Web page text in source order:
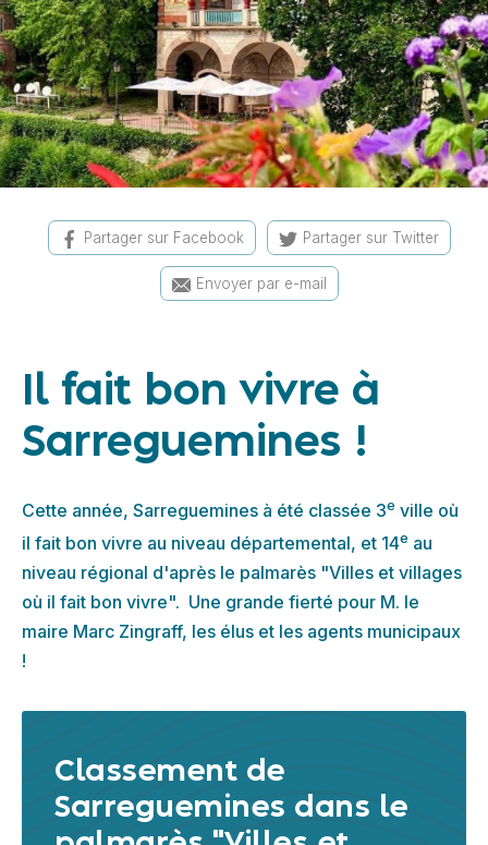
Partager sur Facebook Partager sur Twitter
Envoyer par e-mail
Il fait bon vivre à
Sarreguemines !
Cette année, Sarreguemines à été classée 3e ville où
il fait bon vivre au niveau départemental, et 14e au
niveau régional d'après le palmarès "Villes et villages
où il fait bon vivre". Une grande fierté pour M. le
maire Marc Zingraff, les élus et les agents municipaux
!
Classement de
Sarreguemines dans le